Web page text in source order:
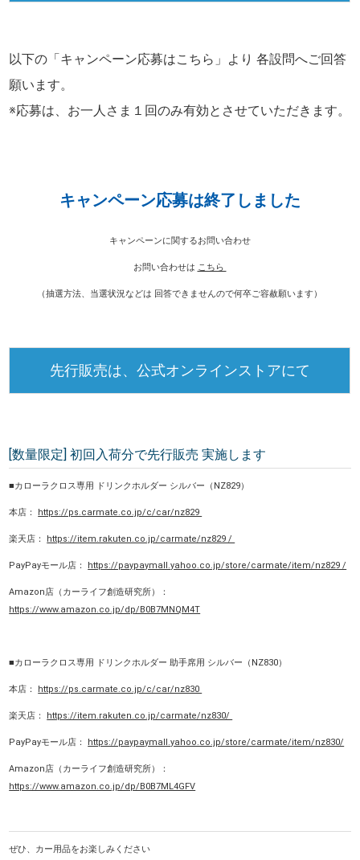
以下の「キャンペーン応募はこちら」より 各設問へご回答
願います。
※応募は、お一人さま１回のみ有効とさせていただきます。
キャンペーン応募は終了しました
キャンペーンに関するお問い合わせ
お問い合わせは こちら
（抽選方法、当選状況などは 回答できませんので何卒ご容赦願います）
先行販売は、公式オンラインストアにて
[数量限定] 初回入荷分で先行販売 実施します
■カローラクロス専用 ドリンクホルダー シルバー（NZ829）
本店： https://ps.carmate.co.jp/c/car/nz829
楽天店： https://item.rakuten.co.jp/carmate/nz829 /
PayPayモール店： https://paypaymall.yahoo.co.jp/store/carmate/item/nz829 /
Amazon店（カーライフ創造研究所）：
https://www.amazon.co.jp/dp/B0B7MNQM4T
■カローラクロス専用 ドリンクホルダー 助手席用 シルバー（NZ830）
本店： https://ps.carmate.co.jp/c/car/nz830
楽天店： https://item.rakuten.co.jp/carmate/nz830/
PayPayモール店： https://paypaymall.yahoo.co.jp/store/carmate/item/nz830/
Amazon店（カーライフ創造研究所）：
https://www.amazon.co.jp/dp/B0B7ML4GFV
ぜひ、カー用品をお楽しみください